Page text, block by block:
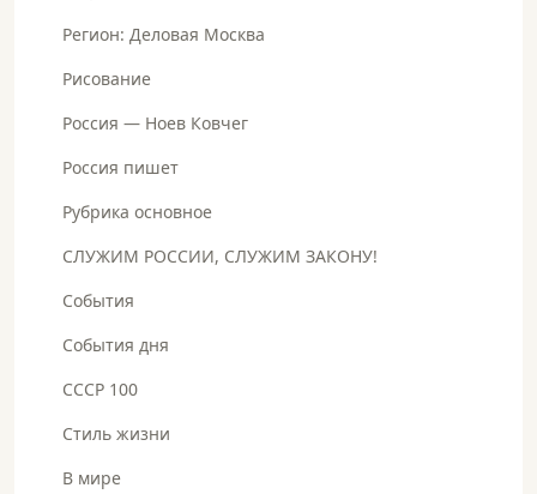
Регион: Деловая Москва
Рисование
Россия — Ноев Ковчег
Россия пишет
Рубрика основное
СЛУЖИМ РОССИИ, СЛУЖИМ ЗАКОНУ!
События
События дня
СССР 100
Стиль жизни
В мире